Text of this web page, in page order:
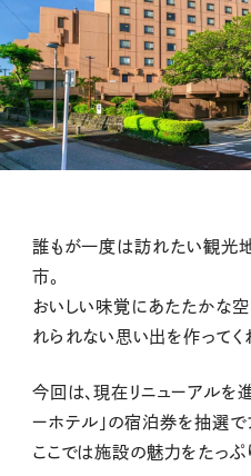
誰もが一度は訪れたい観光
市。
おいしい味覚にあたたかな
れられない思い出を作ってく
今回は、現在リニューアルを
ーホテル」の宿泊券を抽選で
ここでは施設の魅力をたっぷ